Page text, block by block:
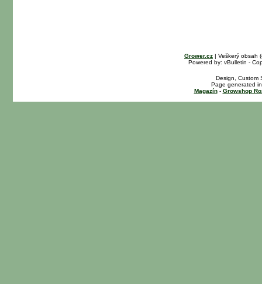
Grower.cz | Veškerý obsah
Powered by: vBulletin -
Design, Custom
Page generated
Magazín- Growshop